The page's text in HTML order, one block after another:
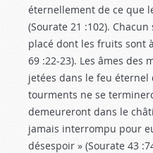
éternellement de ce que
(Sourate 21 :102).
placé dont les fruits sont
69 :22-23). Les âmes des
jetées dans le feu éternel
tourments ne se
demeureront dans le
jamais interrompu pour
désespoir » (Sourate 43